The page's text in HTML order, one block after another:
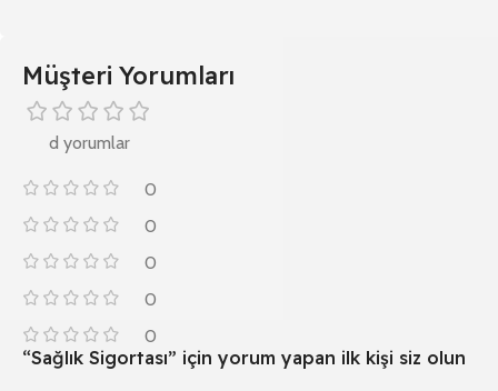
Müşteri Yorumları
d yorumlar
0
0
0
0
0
“Sağlık Sigortası” için yorum yapan ilk kişi siz olun